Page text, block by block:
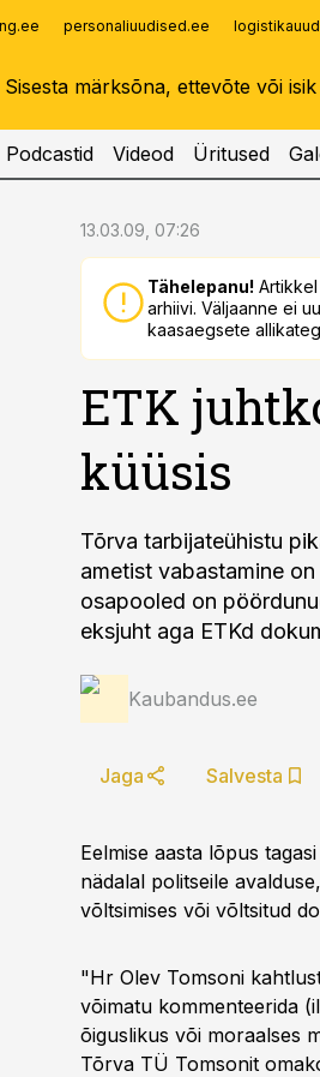
personaliuudised.ee
Infopank
Podcastid Videod Üritused
13.03.09, 07:26
Tähelepanu!
arhiivi. Väljaanne ei
kaasaegsete
ETK
küüsis
Tõrva tarbijateühistu
ametist vabastamine
osapooled on
eksjuht aga ETKd
Kaubandus.ee
Jaga Salvesta
Eelmise aasta lõpus
nädalal politseile
võltsimises või võltsitud
"Hr Olev Tomsoni
võimatu kommenteerida
õiguslikus või moraalses
Tõrva TÜ Tomsonit